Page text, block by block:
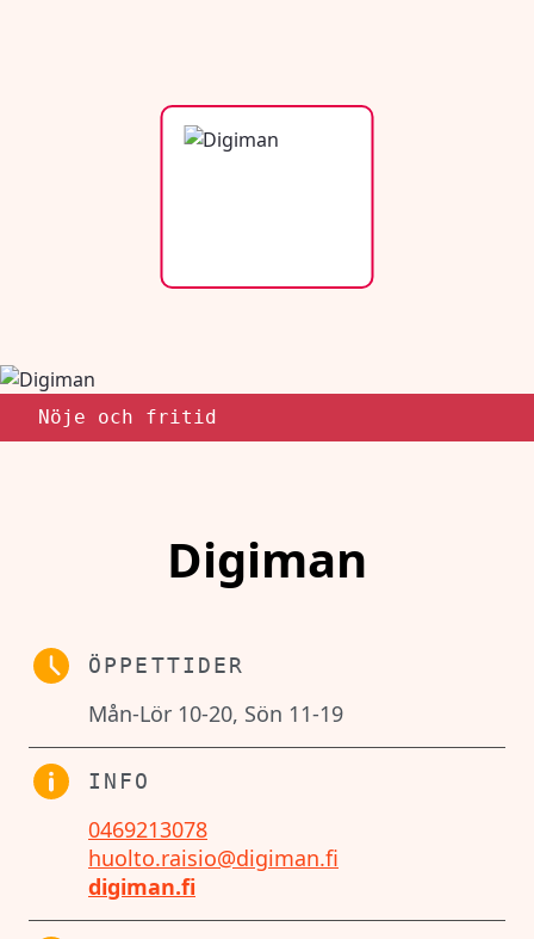
Nöje och fritid
Digiman
ÖPPETTIDER
Mån-Lör 10-20, Sön 11-19
INFO
0469213078
huolto.raisio@digiman.fi
digiman.fi